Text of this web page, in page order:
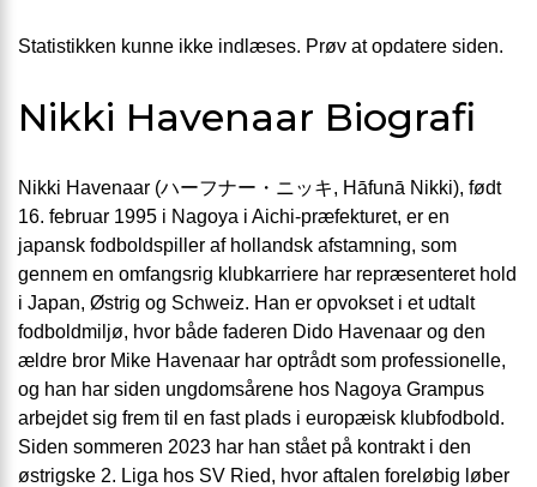
Statistikken kunne ikke indlæses. Prøv at opdatere siden.
Nikki Havenaar Biografi
Nikki Havenaar (ハーフナー・ニッキ, Hāfunā Nikki), født
16. februar 1995 i Nagoya i Aichi-præfekturet, er en
japansk fodboldspiller af hollandsk afstamning, som
gennem en omfangsrig klubkarriere har repræsenteret hold
i Japan, Østrig og Schweiz. Han er opvokset i et udtalt
fodboldmiljø, hvor både faderen Dido Havenaar og den
ældre bror Mike Havenaar har optrådt som professionelle,
og han har siden ungdomsårene hos Nagoya Grampus
arbejdet sig frem til en fast plads i europæisk klubfodbold.
Siden sommeren 2023 har han stået på kontrakt i den
østrigske 2. Liga hos SV Ried, hvor aftalen foreløbig løber